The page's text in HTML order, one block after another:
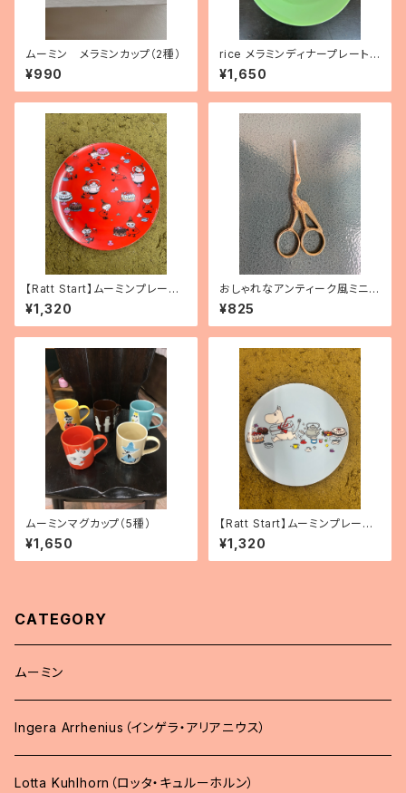
ムーミン メラミンカップ（2種）
¥990
rice メラミンディナープレート
（ニューグリーン）
¥1,650
【Ratt Start】ムーミンプレート
「リトルミィ」
¥1,320
おしゃれなアンティーク風ミニシ
ザー トリ
¥825
ムーミンマグカップ（5種）
¥1,650
【Ratt Start】ムーミンプレー
ト 「Picknick」
¥1,320
CATEGORY
ムーミン
Ingera Arrhenius（インゲラ・アリアニウス）
Lotta Kuhlhorn（ロッタ・キュルーホルン）